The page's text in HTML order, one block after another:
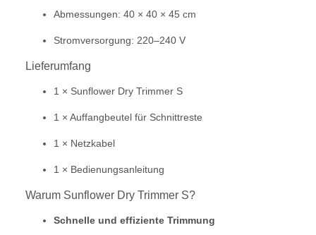
Abmessungen: 40 × 40 × 45 cm
Stromversorgung: 220–240 V
Lieferumfang
1 × Sunflower Dry Trimmer S
1 × Auffangbeutel für Schnittreste
1 × Netzkabel
1 × Bedienungsanleitung
Warum Sunflower Dry Trimmer S?
Schnelle und effiziente Trimmung